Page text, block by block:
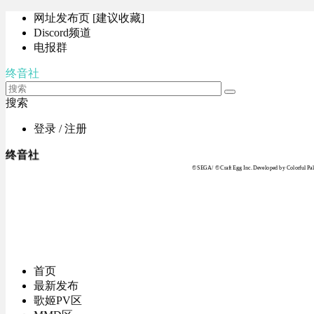
网址发布页 [建议收藏]
Discord频道
电报群
终音社
搜索
登录 / 注册
终音社
© SEGA / © Craft Egg Inc. Developed by Colorful
首页
最新发布
歌姬PV区